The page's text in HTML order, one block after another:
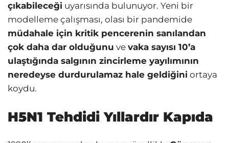
çıkabileceği uyarısında bulunuyor. Yeni bir
modelleme çalışması, olası bir pandemide
müdahale için kritik pencerenin sanılandan
çok daha dar olduğunu ve vaka sayısı 10’a
ulaştığında salgının zincirleme yayılımının
neredeyse durdurulamaz hale geldiğini ortaya
koydu.
H5N1 Tehdidi Yıllardır Kapıda